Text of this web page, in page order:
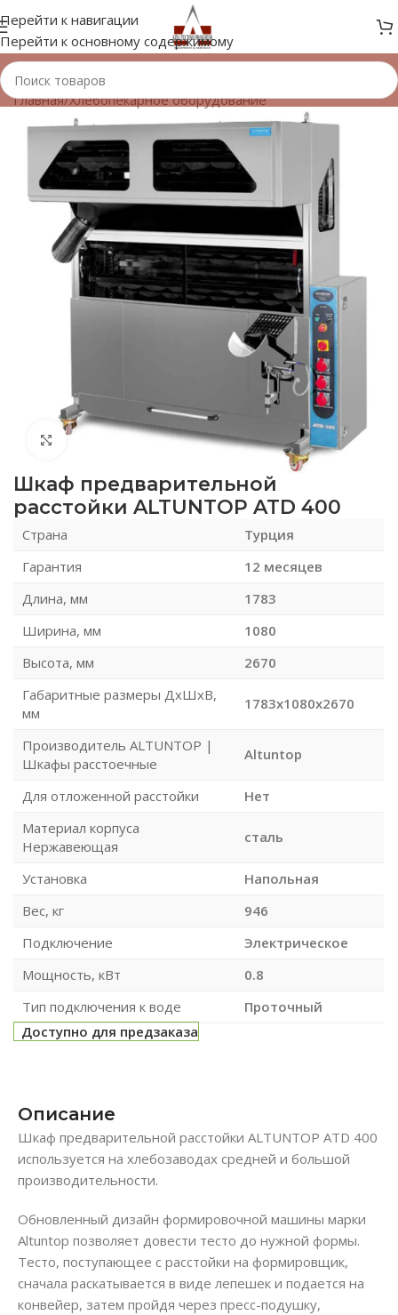
Перейти к навигации
Перейти к основному содержимому
Главная/Хлебопекарное оборудование
Нажмите, чтобы увеличить
Шкаф предварительной
расстойки ALTUNTOP ATD 400
Страна
Турция
Гарантия
12 месяцев
Длина, мм
1783
Ширина, мм
1080
Высота, мм
2670
Габаритные размеры ДхШхВ,
мм
1783x1080x2670
Производитель ALTUNTOP |
Шкафы расстоечные
Altuntop
Для отложенной расстойки
Нет
Материал корпуса
Нержавеющая
сталь
Установка
Напольная
Вес, кг
946
Подключение
Электрическое
Мощность, кВт
0.8
Тип подключения к воде
Проточный
Доступно для предзаказа
Описание
Шкаф предварительной расстойки ALTUNTOP ATD 400
используется на хлебозаводах средней и большой
производительности.
Обновленный дизайн формировочной машины марки
Altuntop позволяет довести тесто до нужной формы.
Тесто, поступающее с расстойки на формировщик,
сначала раскатывается в виде лепешек и подается на
конвейер, затем пройдя через пресс-подушку,